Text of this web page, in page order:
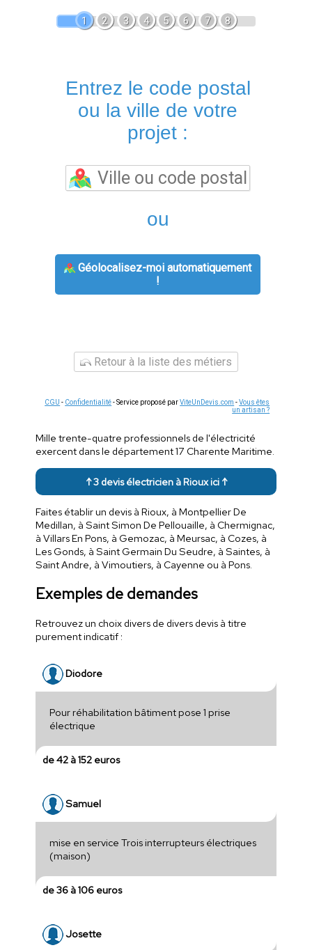
1 2 3 4 5 6 7 8
Entrez le code postal
ou la ville de votre
projet :
ou
Géolocalisez-moi automatiquement
!
Retour à la liste des métiers
CGU - Confidentialité- Service proposé parViteUnDevis.com -Vous êtes
un artisan ?
Mille trente-quatre professionnels de l'électricité
exercent dans le département 17 Charente Maritime.
↑ 3 devis électricien à Rioux ici ↑
Faites établir un devis à Rioux, à Montpellier De
Medillan, à Saint Simon De Pellouaille, à Chermignac,
à Villars En Pons, à Gemozac, à Meursac, à Cozes, à
Les Gonds, à Saint Germain Du Seudre, à Saintes, à
Saint Andre, à Vimoutiers, à Cayenne ou à Pons.
Exemples de demandes
Retrouvez un choix divers de divers devis à titre
purement indicatif :
Diodore
Pour réhabilitation bâtiment pose 1 prise
électrique
de 42 à 152 euros
Samuel
mise en service Trois interrupteurs électriques
(maison)
de 36 à 106 euros
Josette